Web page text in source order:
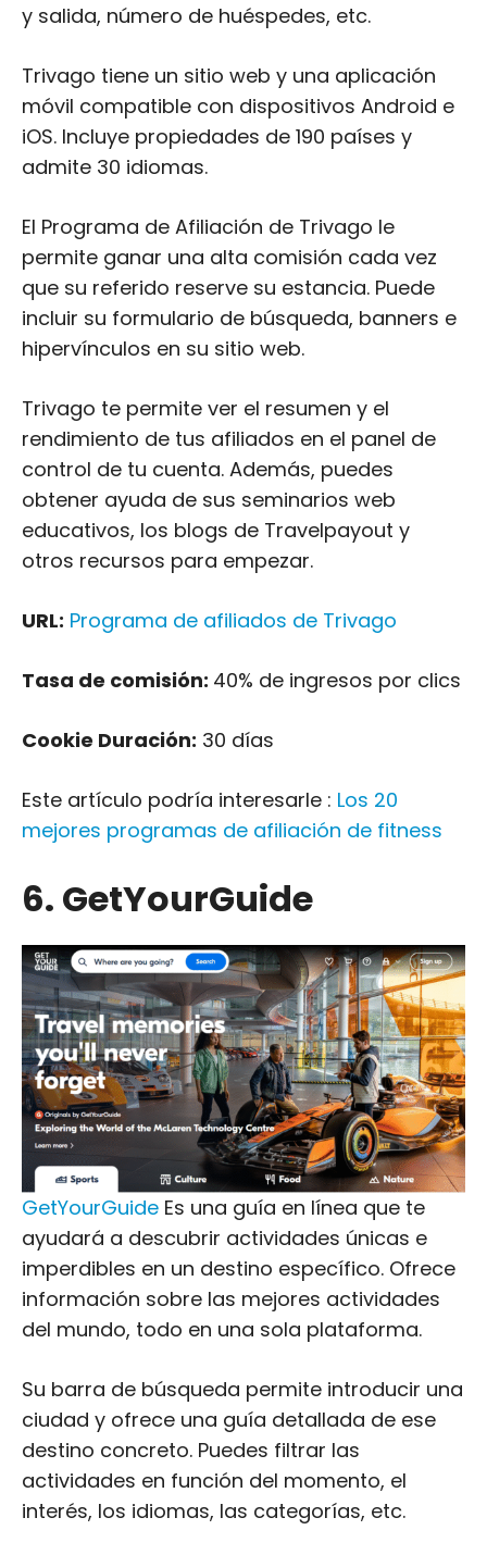
y salida, número de huéspedes, etc.
Trivago tiene un sitio web y una aplicación
móvil compatible con dispositivos Android e
iOS. Incluye propiedades de 190 países y
admite 30 idiomas.
El Programa de Afiliación de Trivago le
permite ganar una alta comisión cada vez
que su referido reserve su estancia. Puede
incluir su formulario de búsqueda, banners e
hipervínculos en su sitio web.
Trivago te permite ver el resumen y el
rendimiento de tus afiliados en el panel de
control de tu cuenta. Además, puedes
obtener ayuda de sus seminarios web
educativos, los blogs de Travelpayout y
otros recursos para empezar.
URL: Programa de afiliados de Trivago
Tasa de comisión: 40% de ingresos por clics
Cookie Duración: 30 días
Este artículo podría interesarle : Los 20
mejores programas de afiliación de fitness
6. GetYourGuide
GetYourGuide Es una guía en línea que te
ayudará a descubrir actividades únicas e
imperdibles en un destino específico. Ofrece
información sobre las mejores actividades
del mundo, todo en una sola plataforma.
Su barra de búsqueda permite introducir una
ciudad y ofrece una guía detallada de ese
destino concreto. Puedes filtrar las
actividades en función del momento, el
interés, los idiomas, las categorías, etc.